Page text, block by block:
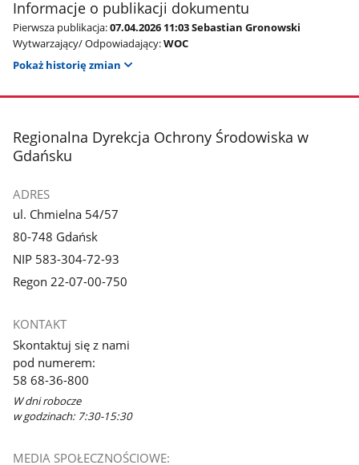
Informacje o publikacji dokumentu
Pierwsza publikacja:07.04.2026 11:03 Sebastian Gronowski
Wytwarzający/ Odpowiadający:WOC
Pokaż historię zmian
stopka
Regionalna Dyrekcja Ochrony Środowiska w
Gdańsku
ADRES
ul. Chmielna 54/57
80-748 Gdańsk
NIP 583-304-72-93
Regon 22-07-00-750
KONTAKT
Skontaktuj się z nami
pod numerem:
58 68-36-800
W dni robocze
w godzinach: 7:30-15:30
MEDIA SPOŁECZNOŚCIOWE: